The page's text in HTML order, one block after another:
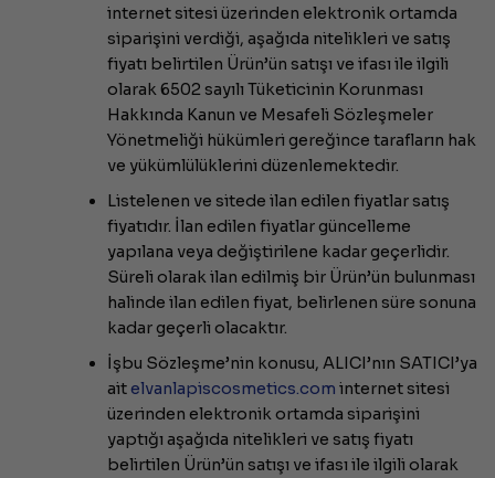
internet sitesi üzerinden elektronik ortamda
siparişini verdiği, aşağıda nitelikleri ve satış
fiyatı belirtilen Ürün’ün satışı ve ifası ile ilgili
olarak 6502 sayılı Tüketicinin Korunması
Hakkında Kanun ve Mesafeli Sözleşmeler
Yönetmeliği hükümleri gereğince tarafların hak
ve yükümlülüklerini düzenlemektedir.
Listelenen ve sitede ilan edilen fiyatlar satış
fiyatıdır. İlan edilen fiyatlar güncelleme
yapılana veya değiştirilene kadar geçerlidir.
Süreli olarak ilan edilmiş bir Ürün’ün bulunması
halinde ilan edilen fiyat, belirlenen süre sonuna
kadar geçerli olacaktır.
İşbu Sözleşme’nin konusu, ALICI’nın SATICI’ya
ait elvanlapiscosmetics.com internet sitesi
üzerinden elektronik ortamda siparişini
yaptığı aşağıda nitelikleri ve satış fiyatı
belirtilen Ürün’ün satışı ve ifası ile ilgili olarak